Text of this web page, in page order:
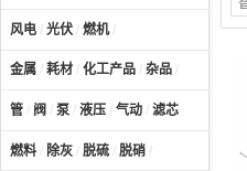
风电 / 光伏 / 燃机/
金属 / 耗材 / 化工产品 / 杂品 /
管 / 阀 / 泵 / 液压 / 气动 / 滤芯
燃料 / 除灰 / 脱硫 / 脱硝 /